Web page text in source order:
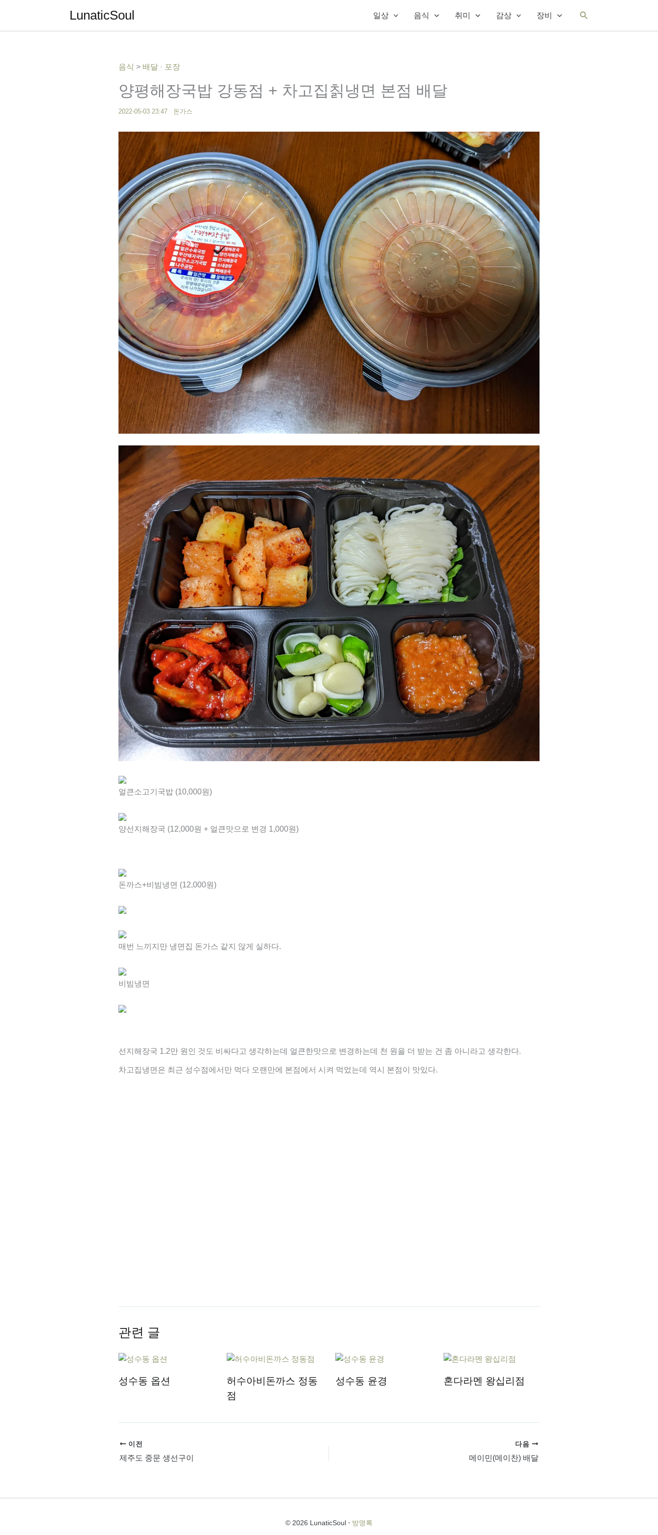
츠
LunaticSoul 일상 음식 취미 감상 장비
검
음식 > 배달 · 포장
양평해장국밥 강동점 + 차고집칡냉면 본점 배달
2022-05-03 23:47 돈가스
얼큰소고기국밥 (10,000원)
양선지해장국 (12,000원 + 얼큰맛으로 변경 1,000원)
돈까스+비빔냉면 (12,000원)
매번 느끼지만 냉면집 돈가스 같지 않게 실하다.
비빔냉면
선지해장국 1.2만 원인 것도 비싸다고 생각하는데 얼큰한맛으로 변경하는데 천 원을 더 받는 건 좀 아니라고 생각한다.
차고집냉면은 최근 성수점에서만 먹다 오랜만에 본점에서 시켜 먹었는데 역시 본점이 맛있다.
관련 글
성수동 옵션
허수아비돈까스 정동
점
성수동 윤경 혼다라멘 왕십리점
이전
제주도 중문 생선구이
다음
메이민(메이찬) 배달
© 2026 LunaticSoul ⋅ 방명록